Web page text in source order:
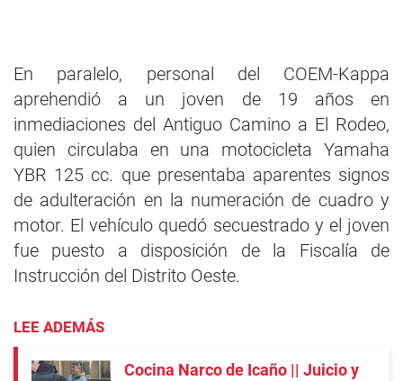
En paralelo, personal del COEM-Kappa
aprehendió a un joven de 19 años en
inmediaciones del Antiguo Camino a El Rodeo,
quien circulaba en una motocicleta Yamaha
YBR 125 cc. que presentaba aparentes signos
de adulteración en la numeración de cuadro y
motor. El vehículo quedó secuestrado y el joven
fue puesto a disposición de la Fiscalía de
Instrucción del Distrito Oeste.
LEE ADEMÁS
Cocina Narco de Icaño || Juicio y